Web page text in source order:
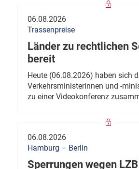
06.08.2026
Trassenpreise
Länder zu rechtlichen
bereit
Heute (06.08.2026) haben sich
Verkehrsministerinnen und -
zu einer Videokonferenz
06.08.2026
Hamburg – Berlin
Sperrungen wegen